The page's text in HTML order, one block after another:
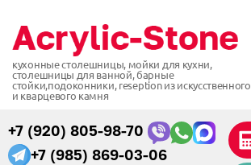
кухонные столешницы, мойки для кухни,
столешницы для ванной, барные
стойки,подоконники, reseption из искусственного
и кварцевого камня
+7 (985) 869-03-06
+7 (920) 805-98-70